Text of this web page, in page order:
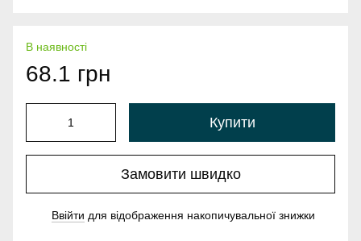
В наявності
68.1 грн
Купити
Замовити швидко
Ввійти для відображення накопичувальної знижки